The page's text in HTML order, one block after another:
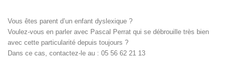
Vous êtes parent d’un enfant dyslexique ?
Voulez-vous en parler avec Pascal Perrat qui se débrouille très bien
avec cette particularité depuis toujours ?
Dans ce cas, contactez-le au : 05 56 62 21 13